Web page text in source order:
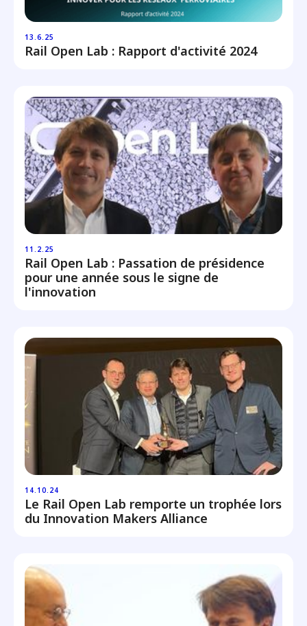
13.6.25
Rail Open Lab : Rapport d'activité 2024
11.2.25
Rail Open Lab : Passation de présidence
pour une année sous le signe de
l'innovation
14.10.24
Le Rail Open Lab remporte un trophée lors
du Innovation Makers Alliance